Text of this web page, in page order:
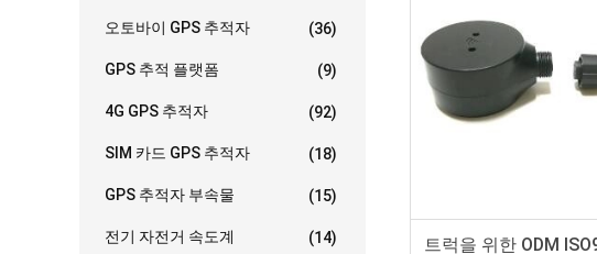
오토바이 GPS 추적자 (36)
GPS 추적 플랫폼 (9)
4G GPS 추적자 (92)
SIM 카드 GPS 추적자 (18)
GPS 추적자 부속물 (15)
전기 자전거 속도계 (14)
트럭을 위한 ODM